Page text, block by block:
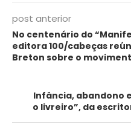
post anterior
No centenário do
editora 100/cabeças
Breton sobre o
Infância, abandono
o livreiro”, da